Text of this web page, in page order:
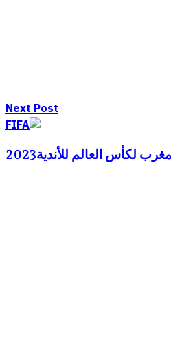
Next Post
لكأس العالم للأندية2023